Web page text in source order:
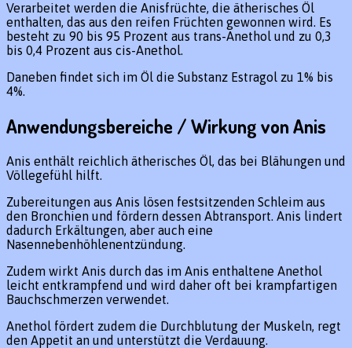
Verarbeitet werden die Anisfrüchte, die ätherisches Öl
enthalten, das aus den reifen Früchten gewonnen wird. Es
besteht zu 90 bis 95 Prozent aus trans-Anethol und zu 0,3
bis 0,4 Prozent aus cis-Anethol.
Daneben findet sich im Öl die Substanz Estragol zu 1% bis
4%.
Anwendungsbereiche / Wirkung von Anis
Anis enthält reichlich ätherisches Öl, das bei Blähungen und
Völlegefühl hilft.
Zubereitungen aus Anis lösen festsitzenden Schleim aus
den Bronchien und fördern dessen Abtransport. Anis lindert
dadurch Erkältungen, aber auch eine
Nasennebenhöhlenentzündung.
Zudem wirkt Anis durch das im Anis enthaltene Anethol
leicht entkrampfend und wird daher oft bei krampfartigen
Bauchschmerzen verwendet.
Anethol fördert zudem die Durchblutung der Muskeln, regt
den Appetit an und unterstützt die Verdauung.